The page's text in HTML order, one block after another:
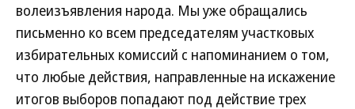
волеизъявления народа. Мы уже обращались
письменно ко всем председателям участковых
избирательных комиссий с напоминанием о том,
что любые действия, направленные на искажение
итогов выборов попадают под действие трех